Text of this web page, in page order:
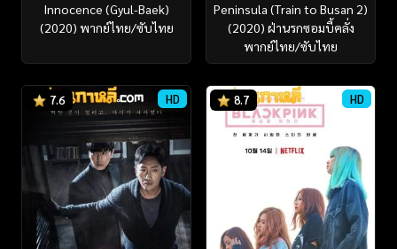
Innocence (Gyul-Baek)
(2020) พากย์ไทย/ซับไทย
Peninsula (Train to Busan 2)
(2020) ฝ่านรกซอมบี้คลั่ง
พากย์ไทย/ซับไทย
7.6 HD 8.7 HD